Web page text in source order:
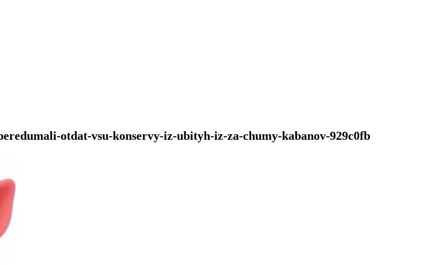
otdat-vsu-konservy-iz-ubityh-iz-za-chumy-kabanov-929c0fb